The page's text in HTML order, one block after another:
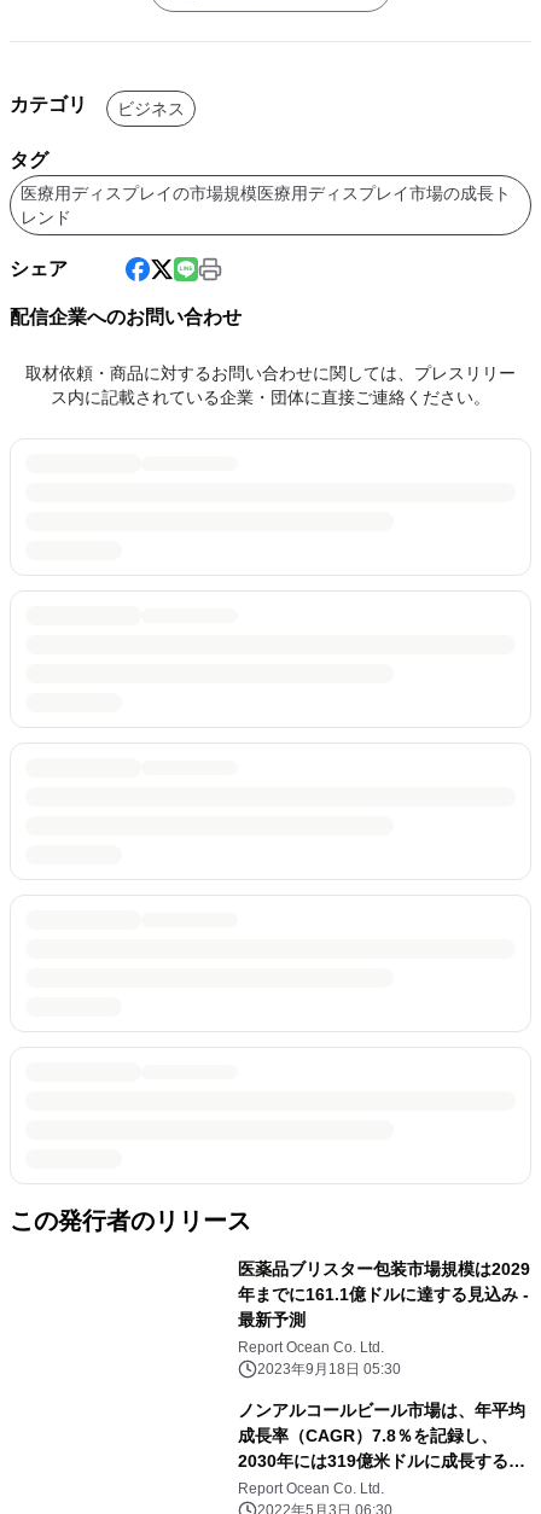
カテゴリ ビジネス
タグ
医療用ディスプレイの市場規模医療用ディスプレイ市場の成長ト
レンド
シェア
配信企業へのお問い合わせ
取材依頼・商品に対するお問い合わせに関しては、プレスリリー
ス内に記載されている企業・団体に直接ご連絡ください。
この発行者のリリース
医薬品ブリスター包装市場規模は2029
年までに161.1億ドルに達する見込み -
最新予測
Report Ocean Co. Ltd.
2023年9月18日 05:30
ノンアルコールビール市場は、年平均
成長率（CAGR）7.8％を記録し、
2030年には319億米ドルに成長すると
予測される
Report Ocean Co. Ltd.